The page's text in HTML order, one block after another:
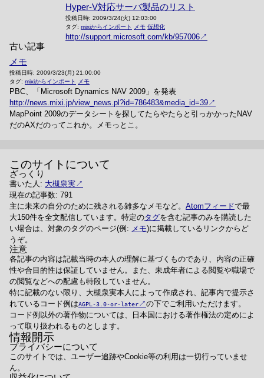
Hyper-V対応サーバ製品のリスト
投稿日時: 2009/3/24(火) 12:03:00
タグ: mixiからインポート メモ 仮想化
http://support.microsoft.com/kb/957006
古い記事
メモ
投稿日時: 2009/3/23(月) 21:00:00
タグ: mixiからインポート メモ
PBC、「Microsoft Dynamics NAV 2009」を発表
http://news.mixi.jp/view_news.pl?id=786483&media_id=39
MapPoint 2009のデータシートを探してたらやたらと引っかかったNAV
だのAXだのってこれか。メモっとこ。
このサイトについて
ざっくり
書いた人: 大槻泉実
現在の記事数: 791
主に未来の自分のために残される雑多なメモなど。 Atomフィードで最
大150件を全文配信しています。特定のタグを含む記事のみを購読した
い場合は、対象のタグのページ(例: メモ)に掲載しているリンクからど
うぞ。
注意
各記事の内容は記載当時の本人の理解に基づくものであり、内容の正確
性や合目的性は保証していません。また、未成年者による閲覧や職場で
の閲覧などへの配慮も特段していません。
特に記載のない限り、大槻泉実本人によって作成され、記事内で提示さ
れているコード例はAGPL-3.0-or-later
の下でご利用いただけます。
コード例以外の著作物については、日本国における著作権法の定めによ
って取り扱われるものとします。
情報開示
プライバシーについて
このサイトでは、ユーザー追跡やCookie等の利用は一切行っていませ
ん。